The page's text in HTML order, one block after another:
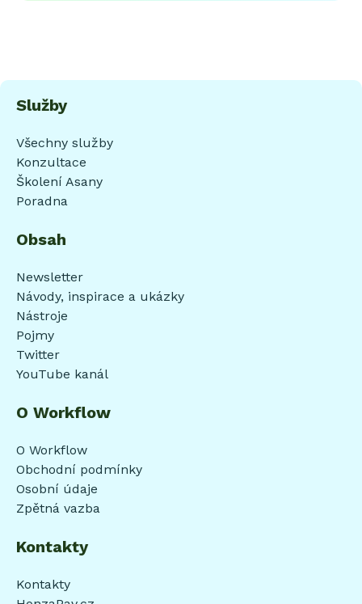
Služby
Všechny služby
Konzultace
Školení Asany
Poradna
Obsah
Newsletter
Návody, inspirace a ukázky
Nástroje
Pojmy
Twitter
YouTube kanál
O Workflow
O Workflow
Obchodní podmínky
Osobní údaje
Zpětná vazba
Kontakty
Kontakty